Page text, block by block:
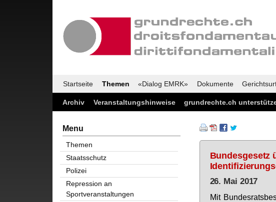
Startseite Themen «Dialog EMRK» Dokumente
Archiv Veranstaltungshinweise grundrechte.ch
Bundesgesetz
26. Mai 2017
Mit
Menu
Themen
Staatsschutz
Polizei
Repression an
Sportveranstaltungen